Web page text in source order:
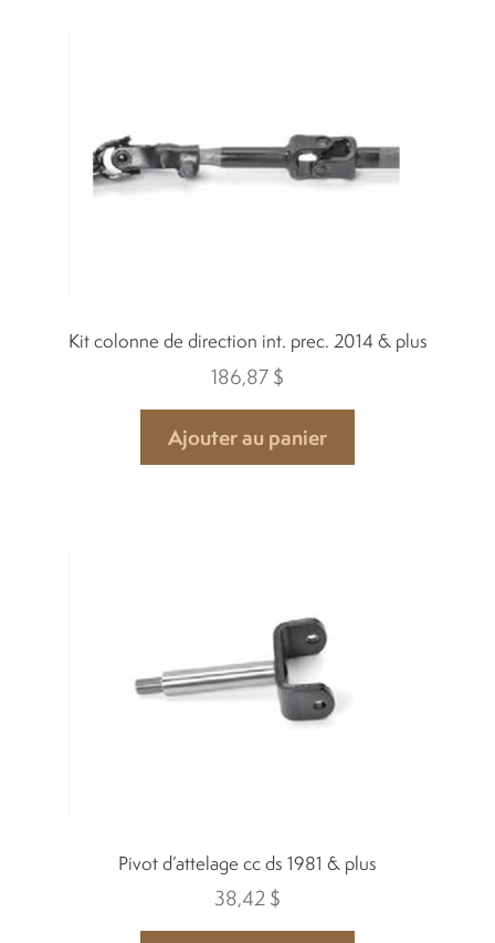
Kit colonne de direction int. prec. 2014 & plus
186,87$
Ajouter au panier
Pivot d’attelage cc ds 1981 & plus
38,42$